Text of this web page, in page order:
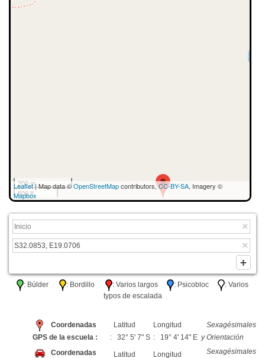
200 m
500 ft
Leaflet| Map data ©OpenStreetMapcontributors,CC-BY-SA, Imagery ©
Mapbox
: Búlder : Bordillo : Varios largos : Psicobloc
: Varios
typos de escalada
Coordenadas
GPS de la escuela :
Latitud
: 32° 5' 7" S
Longitud
: 19° 4' 14" E
Sexagésimales
y Orientación
Coordenadas
Latitud Longitud Sexagésimales